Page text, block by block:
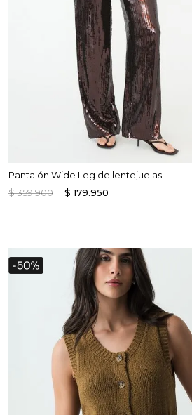
Pantalón Wide Leg de lentejuelas
$359.900 $ 179.950